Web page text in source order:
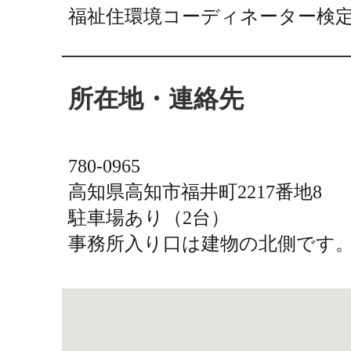
福祉住環境コーディネーター検
所在地・連絡先
780-0965
高知県高知市福井町2217番地8
駐車場あり（2台）
事務所入り口は建物の北側です